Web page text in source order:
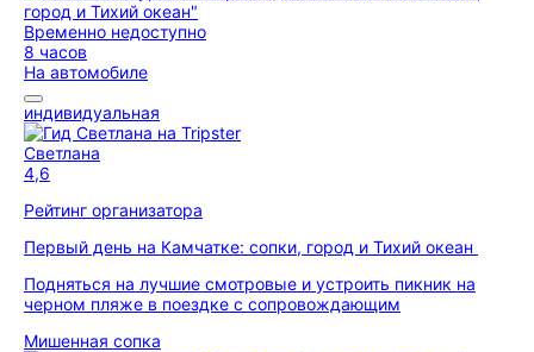
Временно недоступно
8 часов
На автомобиле
индивидуальная
Светлана
4,6
Рейтинг организатора
Первый день на Камчатке: сопки, город и Тихий океан
Подняться на лучшие смотровые и устроить пикник на
черном пляже в поездке с сопровождающим
Мишенная сопка